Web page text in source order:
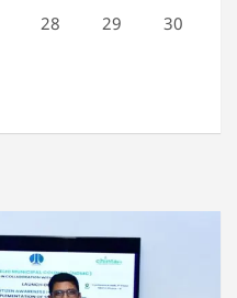
28 29
30